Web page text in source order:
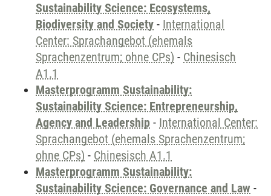
Sustainability Science: Ecosystems,
Biodiversity and Society - International
Center: Sprachangebot (ehemals
Sprachenzentrum; ohne CPs) - Chinesisch
A1.1
Masterprogramm Sustainability:
Sustainability Science: Entrepreneurship,
Agency and Leadership - International Center:
Sprachangebot (ehemals Sprachenzentrum;
ohne CPs) - Chinesisch A1.1
Masterprogramm Sustainability:
Sustainability Science: Governance and Law -